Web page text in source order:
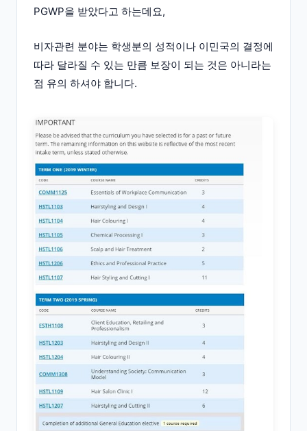
PGWP을 받았다고 하는데요,
비자관련 분야는 학생분의 성적이나 이민국의 결정에
따라 달라질 수 있는 만큼 보장이 되는 것은 아니라는
점 유의 하셔야 합니다.